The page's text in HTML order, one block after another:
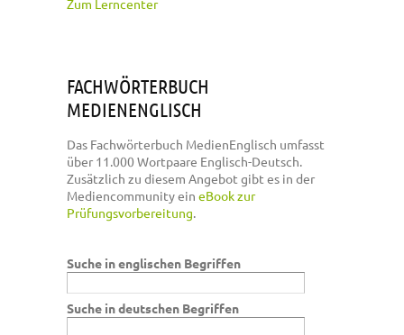
Zum Lerncenter
FACHWÖRTERBUCH
MEDIENENGLISCH
Das Fachwörterbuch MedienEnglisch umfasst
über 11.000 Wortpaare Englisch-Deutsch.
Zusätzlich zu diesem Angebot gibt es in der
Mediencommunity ein eBook zur
Prüfungsvorbereitung.
Suche in englischen Begriffen
Suche in deutschen Begriffen